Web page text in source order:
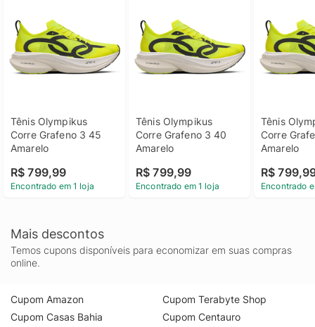
Tênis Olympikus
Corre Grafeno 3 45
Amarelo
R$ 799,99
Encontrado em 1 loja
Tênis Olympikus
Corre Grafeno 3 40
Amarelo
R$ 799,99
Encontrado em 1 loja
Tênis
Corre
Amarelo
R$
Encontrado
Mais descontos
Temos cupons disponíveis para economizar em suas compras
online.
Cupom Amazon
Cupom Casas Bahia
Cupom Terabyte Shop
Cupom Centauro